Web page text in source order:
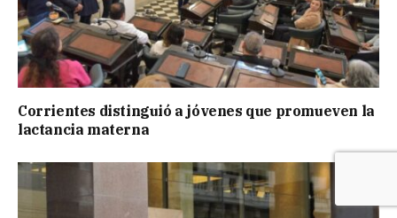
Corrientes distinguió a jóvenes que promueven la
lactancia materna